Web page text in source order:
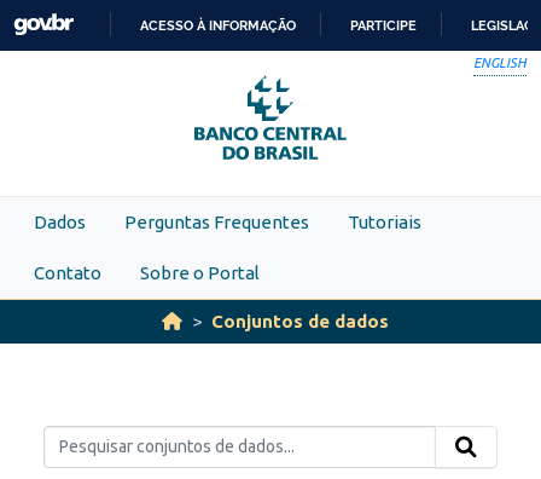
Skip to main content
PARA
O
CONTEÚDO
ACESSO À INFORMAÇÃO PARTICIPE
ENGLISH
Dados Perguntas Frequentes Tutoriais
Contato Sobre o Portal
Conjuntos de dados